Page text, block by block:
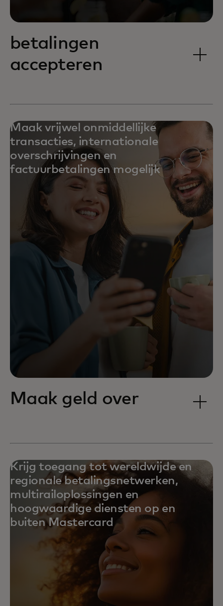
betalingen
accepteren
Maak vrijwel onmiddellijke
transacties, internationale
overschrijvingen en
factuurbetalingen mogelijk
Maak geld over
Krijg toegang tot wereldwijde en
regionale betalingsnetwerken,
multirailoplossingen en
hoogwaardige diensten op en
buiten Mastercard